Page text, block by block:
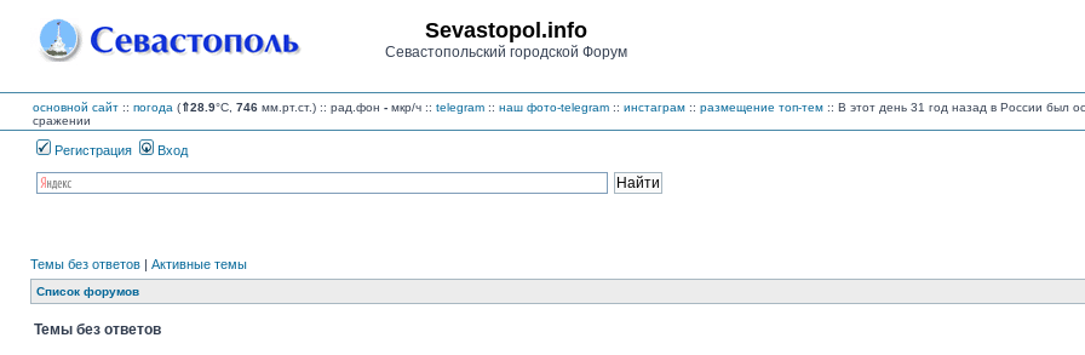
Sevastopol.info
Севастопольский городской Форум
основной сайт :: погода (⇑28.9°C, 746 мм.рт.ст.) :: рад.фон - мкр/ч :: telegram :: наш фото-telegram :: инстаграм :: размещение топ-тем :: В этот день 31 год назад в России был
сражении
Регистрация Вход
Темы без ответов | Активные темы
Список форумов
Темы без ответов